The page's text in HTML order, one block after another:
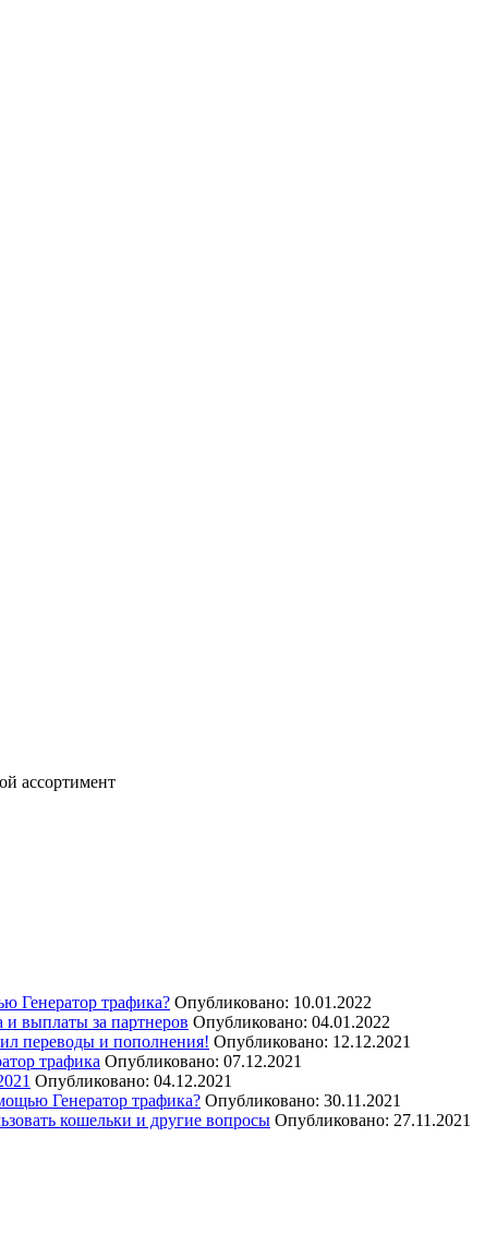
ассортимент
Генератор трафика? Опубликовано: 10.01.2022
и выплаты за партнеров Опубликовано: 04.01.2022
переводы и пополнения! Опубликовано: 12.12.2021
трафика Опубликовано: 07.12.2021
Опубликовано: 04.12.2021
Генератор трафика? Опубликовано: 30.11.2021
кошельки и другие вопросы Опубликовано: 27.11.2021